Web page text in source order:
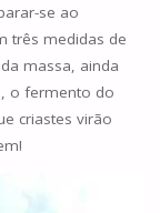
se ao
três medidas de
massa, ainda
o fermento do
criastes virão